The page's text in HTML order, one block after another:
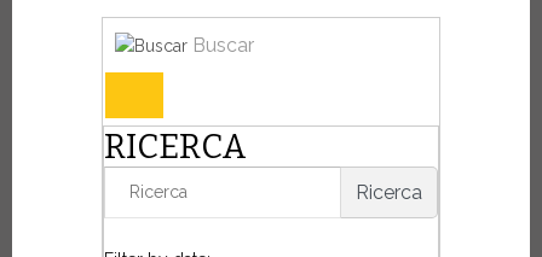
Buscar
RICERCA
Ricerca